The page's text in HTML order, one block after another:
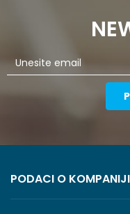
PODACI O KOMPANIJI